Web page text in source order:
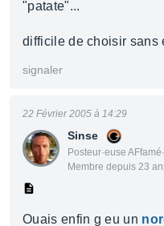
"patate"...
difficile de choisir sans
signaler
Sinse
Posteur·euse
Membre depuis 23
22 Février 2005 à 14:29
Ouais enfin g eu un